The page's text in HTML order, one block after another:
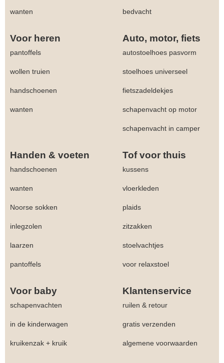
wanten bedvacht
Voor heren Auto, motor, fiets
pantoffels autostoelhoes pasvorm
wollen truien stoelhoes universeel
handschoenen fietszadeldekjes
wanten schapenvacht op motor
schapenvacht in camper
Handen & voeten Tof voor thuis
handschoenen kussens
wanten vloerkleden
Noorse sokken plaids
inlegzolen zitzakken
laarzen stoelvachtjes
pantoffels voor relaxstoel
Voor baby Klantenservice
schapenvachten ruilen & retour
in de kinderwagen gratis verzenden
kruikenzak + kruik algemene voorwaarden